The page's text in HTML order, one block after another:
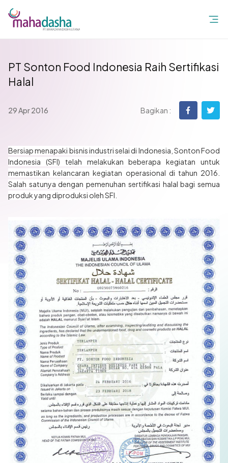
PT Sonton Food Indonesia Raih Sertifikasi
Halal
29 Apr 2016 Bagikan :
Bersiap menapaki bisnis industri selai di Indonesia, Sonton Food
Indonesia (SFI) telah melakukan beberapa kegiatan untuk
memastikan kelancaran kegiatan operasional di tahun 2016.
Salah satunya dengan pemenuhan sertifikasi halal bagi semua
produk yang diproduksi oleh SFI.